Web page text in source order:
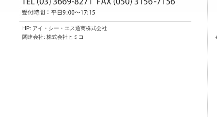
HP: アイ・シー・エス通商株式会社
関連会社: 株式会社ヒミコ